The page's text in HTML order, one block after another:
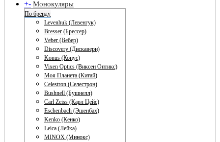
+- Монокуляры
По бренду
Levenhuk (Левенгук)
Bresser (Брессер)
Veber (Вебер)
Discovery (Дискавери)
Konus (Конус)
Vixen Optics (Виксен Оптикс)
Моя Планета (Китай)
Celestron (Селестрон)
Bushnell (Бушнелл)
Carl Zeiss (Карл Цейс)
Eschenbach (Эшенбах)
Kenko (Кенко)
Leica (Лейка)
MINOX (Минокс)